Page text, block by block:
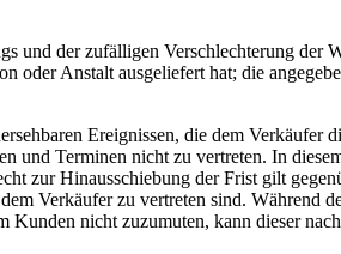
der zufälligen Verschlechterung der
oder Anstalt ausgeliefert hat; die
Ereignissen, die dem Verkäufer
und Terminen nicht zu vertreten. In
zur Hinausschiebung der Frist gilt
Verkäufer zu vertreten sind. Während
nicht zuzumuten, kann dieser